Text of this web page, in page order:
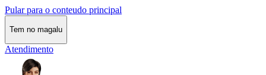
Pular para o conteudo principal
Tem no magalu
Atendimento